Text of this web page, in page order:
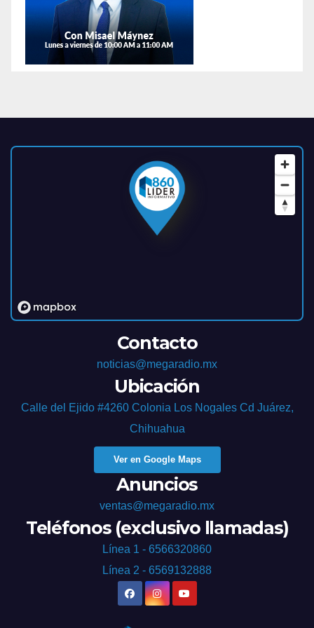
Contacto
noticias@megaradio.mx
Ubicación
Calle del Ejido #4260 Colonia Los Nogales Cd Juárez,
Chihuahua
Ver en Google Maps
Anuncios
ventas@megaradio.mx
Teléfonos (exclusivo llamadas)
Línea 1 - 6566320860
Línea 2 - 6569132888